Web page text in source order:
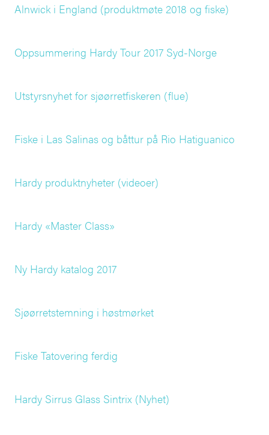
Alnwick i England (produktmøte 2018 og fiske)
Oppsummering Hardy Tour 2017 Syd-Norge
Utstyrsnyhet for sjøørretfiskeren (flue)
Fiske i Las Salinas og båttur på Rio Hatiguanico
Hardy produktnyheter (videoer)
Hardy «Master Class»
Ny Hardy katalog 2017
Sjøørretstemning i høstmørket
Fiske Tatovering ferdig
Hardy Sirrus Glass Sintrix (Nyhet)